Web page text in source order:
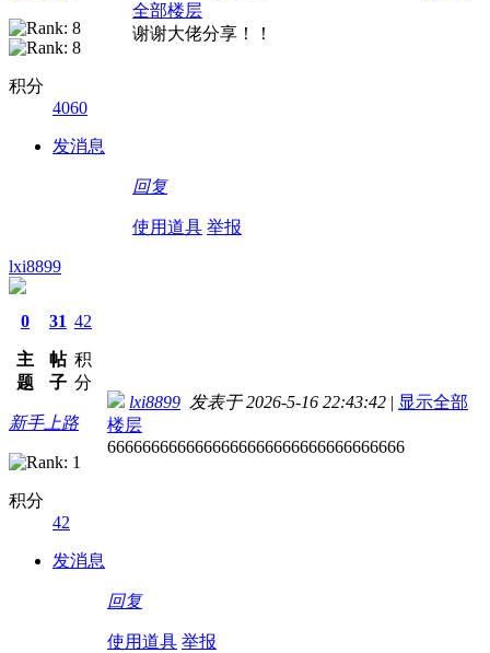
积分
4060
发消息
全部楼层
谢谢大佬分享！！
回复
使用道具 举报
lxi8899
0
主
题
31
帖
子
42
积
分
新手上路
积分
42
发消息
lxi8899 发表于 2026-5-16 22:43:42 | 显示全部
楼层
6666666666666666666666666666666666
回复
使用道具 举报